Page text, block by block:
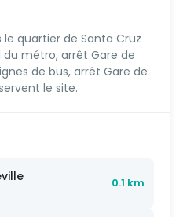
quartier de Santa Cruz
du métro, arrêt Gare de
de bus, arrêt Gare de
le site.
0.1 km